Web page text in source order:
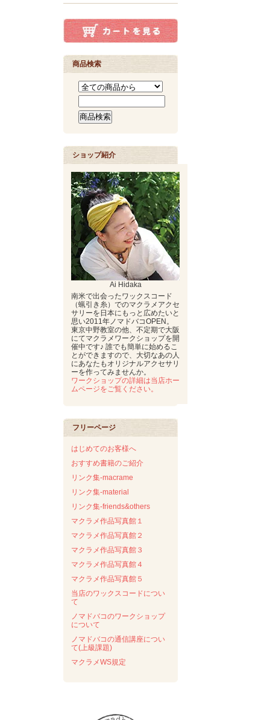
商品検索
ショップ紹介
Ai Hidaka
南米で出会ったワックスコード
（蝋引き糸）でのマクラメアクセ
サリーを日本にもっと広めたいと
思い2011年ノマドバコOPEN。
東京中野教室の他、不定期で大阪
にてマクラメワークショップを開
催中です♪ 誰でも簡単に始めるこ
とができますので、大切なあの人
にあなたもオリジナルアクセサリ
ーを作ってみませんか。
ワークショップの詳細は当店ホー
ムページをご覧ください。
フリーページ
はじめてのお客様へ
おすすめ書籍のご紹介
リンク集-macrame
リンク集-material
リンク集-friends&others
マクラメ作品写真館１
マクラメ作品写真館２
マクラメ作品写真館３
マクラメ作品写真館４
マクラメ作品写真館５
当店のワックスコードについ
て
ノマドバコのワークショップ
について
ノマドバコの通信講座につい
て(上級課題)
マクラメWS規定